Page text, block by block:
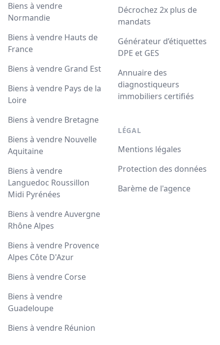
Biens à vendre
Normandie
Biens à vendre Hauts de
France
Biens à vendre Grand Est
Biens à vendre Pays de la
Loire
Biens à vendre Bretagne
Biens à vendre Nouvelle
Aquitaine
Biens à vendre
Languedoc Roussillon
Midi Pyrénées
Biens à vendre Auvergne
Rhône Alpes
Biens à vendre Provence
Alpes Côte D'Azur
Biens à vendre Corse
Biens à vendre
Guadeloupe
Biens à vendre Réunion
Décrochez 2x plus de
mandats
Générateur d’étiquettes
DPE et GES
Annuaire des
diagnostiqueurs
immobiliers certifiés
LÉGAL
Mentions légales
Protection des données
Barème de l'agence